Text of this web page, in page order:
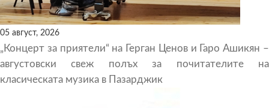
05 август, 2026
„Концерт за приятели“ на Герган Ценов и Гаро Ашикян –
августовски свеж полъх за почитателите на
класическата музика в Пазарджик